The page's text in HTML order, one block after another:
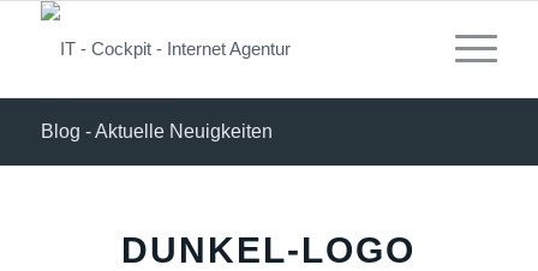
Blog - Aktuelle Neuigkeiten
DUNKEL-LOGO